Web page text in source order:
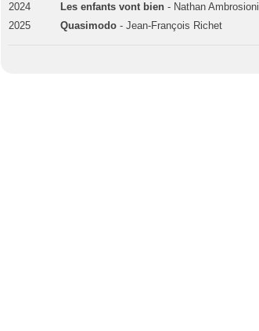
2024
Les enfants vont bien- Nathan Ambrosioni
2025
Quasimodo - Jean-François Richet